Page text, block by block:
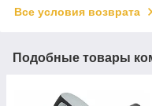
Все условия возврата
Подобные товары